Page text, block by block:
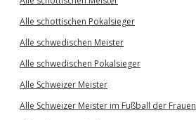
Alle schottischen Pokalsieger
Alle schwedischen Meister
Alle schwedischen Pokalsieger
Alle Schweizer Meister
Alle Schweizer Meister im Fußball der Frauen